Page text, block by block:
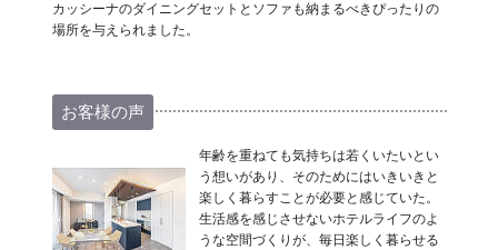
カッシーナのダイニングセットとソファも納まるべきぴったりの
場所を与えられました。
お客様の声
年齢を重ねても気持ちは若くいたいとい
う想いがあり、そのためにはいきいきと
楽しく暮らすことが必要と感じていた。
生活感を感じさせないホテルライフのよ
うな空間づくりが、毎日楽しく暮らせる